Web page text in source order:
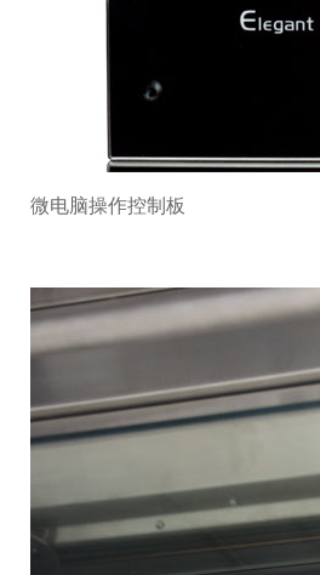
微电脑操作控制板